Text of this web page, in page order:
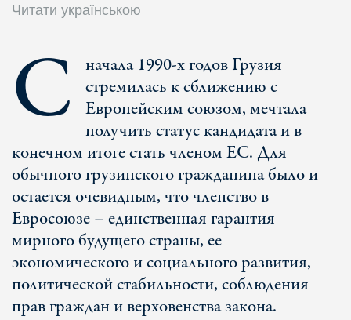
Читати українською
С
начала 1990-х годов Грузия
стремилась к сближению с
Европейским союзом, мечтала
получить статус кандидата и в
конечном итоге стать членом ЕС. Для
обычного грузинского гражданина было и
остается очевидным, что членство в
Евросоюзе – единственная гарантия
мирного будущего страны, ее
экономического и социального развития,
политической стабильности, соблюдения
прав граждан и верховенства закона.